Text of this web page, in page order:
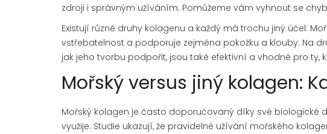
zdroji i správným užíváním. Pomůžeme vám vyhnout se
Existují různé druhy kolagenu a každý má trochu jiný účel.
vstřebatelnost a podporuje zejména pokožku a klouby. Na
jak jeho tvorbu podpořit, jsou také efektivní a vhodné pro ty,
Mořský versus jiný kolagen:
Mořský kolagen je často doporučovaný díky své biologické
využije. Studie ukazují, že pravidelné užívání mořského